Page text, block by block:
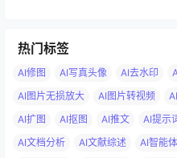
热门标签
AI修图 AI写真头像 AI去水印
AI图片无损放大
AI图片转视频
AI扩图
AI抠图 AI推文 AI提示
AI文档分析
AI文献综述 AI智能体